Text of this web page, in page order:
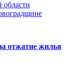
отжатие жилья